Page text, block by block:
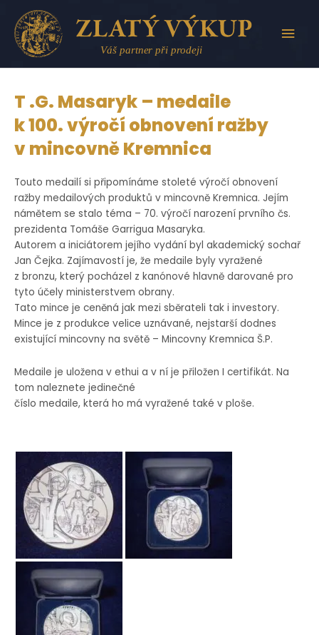
Přeskočit
obsah
T .G. Masaryk – medaile
k 100. výročí obnovení ražby
v mincovně Kremnica
Touto medailí si připomínáme stoleté výročí obnovení
ražby medailových produktů v mincovně Kremnica. Jejím
námětem se stalo téma – 70. výročí narození prvního čs.
prezidenta Tomáše Garrigua Masaryka.
Autorem a iniciátorem jejího vydání byl akademický sochař
Jan Čejka. Zajímavostí je, že medaile byly vyražené
z bronzu, který pocházel z kanónové hlavně darované pro
tyto účely ministerstvem obrany.
Tato mince je ceněná jak mezi sběrateli tak i investory.
Mince je z produkce velice uznávané, nejstarší dodnes
existující mincovny na světě – Mincovny Kremnica Š.P.
Medaile je uložena v ethui a v ní je přiložen I certifikát. Na
tom naleznete jedinečné
číslo medaile, která ho má vyražené také v ploše.